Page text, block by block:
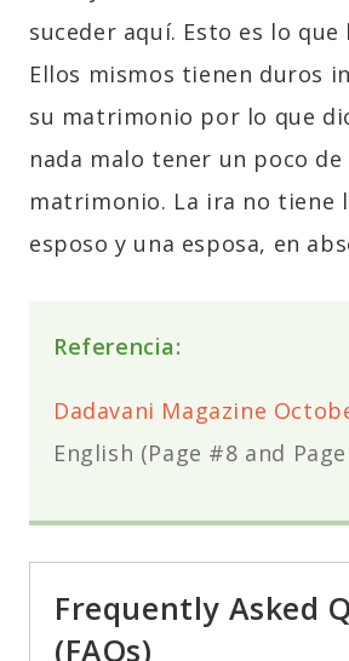
suceder aquí. Esto es lo que
Ellos mismos tienen duros
su matrimonio por lo que
nada malo tener un poco de
matrimonio. La ira no tiene
esposo y una esposa, en
Referencia:
Dadavani Magazine
English (Page #8 and
Frequently Asked
(FAQs)